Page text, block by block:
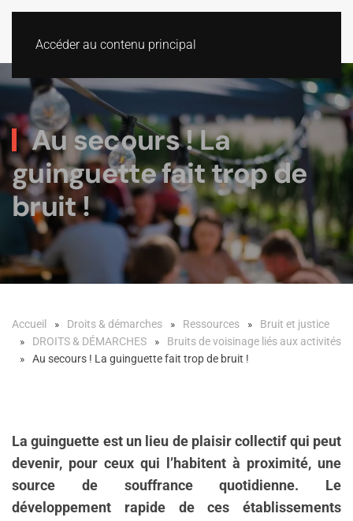
Accéder au contenu principal
Au secours ! La
guinguette fait trop de
bruit !
Accueil Droits & démarches Ressources
Bruit et justice
DROITS & DÉMARCHES
Bruits de voisinage liés aux activités
Au secours ! La guinguette fait trop de bruit !
La guinguette est un lieu de plaisir collectif qui peut
devenir, pour ceux qui l’habitent à proximité, une
source de souffrance quotidienne. Le
développement rapide de ces établissements